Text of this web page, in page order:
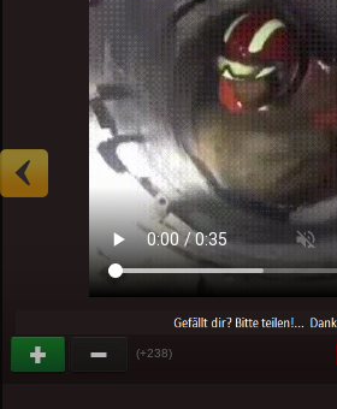
(+238)